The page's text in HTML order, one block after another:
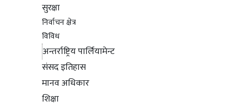
सुरक्षा
निर्वाचन क्षेत्र
विविध
अन्तर्राष्ट्रिय पार्लियामेन्ट
संसद इतिहास
मानव अधिकार
शिक्षा